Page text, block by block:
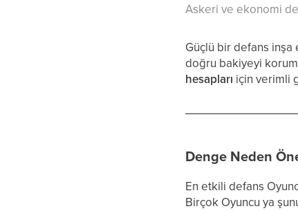
Askeri ve ekonomi
Güçlü bir defans
doğru bakiyeyi
hesapları için verimli
Denge Neden
En etkili defans
Birçok Oyuncu ya